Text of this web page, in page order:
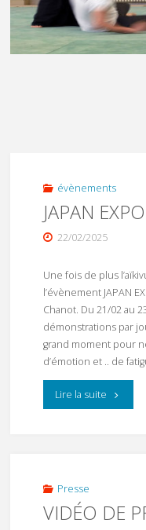
évènements
JAPAN
22/02/2025
Une fois de plus
l’évènement JAPAN
Chanot. Du 21/02 au
démonstrations par
grand moment pour
d’émotion et .. de
Lire la suite "JAPAN
Presse
VIDÉO DE